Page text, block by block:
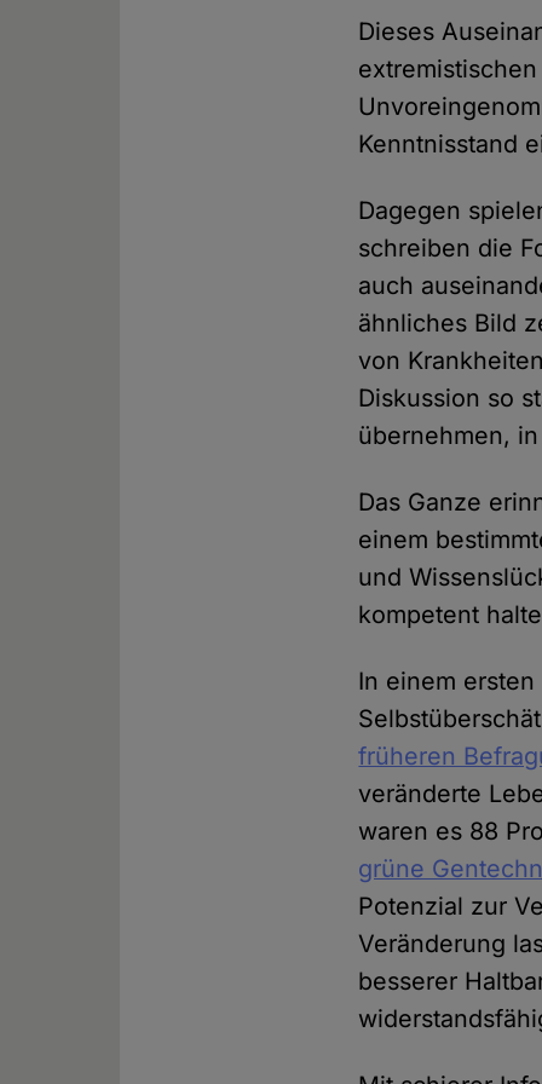
Dieses
Kenntnisstand
Dagegen
schreiben die
auch
ähnliches Bild
von
Diskussion so
übernehmen,
Das Ganze
einem
und
kompetent
In einem
früheren
veränderte
waren es 88
grüne
Potenzial zur
Veränderung
besserer